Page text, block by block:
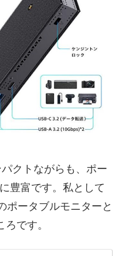
クトながらも、ポー
豊富です。私として
ポータブルモニターと
です。